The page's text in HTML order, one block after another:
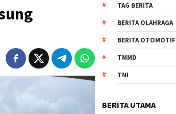
TAG BERITA
BERITA OLAHRAGA
BERITA OTOMOTIF
TMMD
TNI
BERITA UTAMA